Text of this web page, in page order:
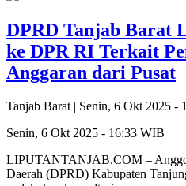
DPRD Tanjab Barat
ke DPR RI Terkait
Anggaran dari Pusat
Tanjab Barat | Senin, 6 Okt 2025 -
Senin, 6 Okt 2025 - 16:33 WIB
LIPUTANTANJAB.COM –
Daerah (DPRD) Kabupaten